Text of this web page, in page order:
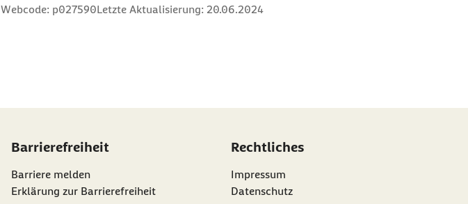
Webcode: p027590Letzte Aktualisierung: 20.06.2024
Barrierefreiheit
Barriere melden
Erklärung zur Barrierefreiheit
Rechtliches
Impressum
Datenschutz